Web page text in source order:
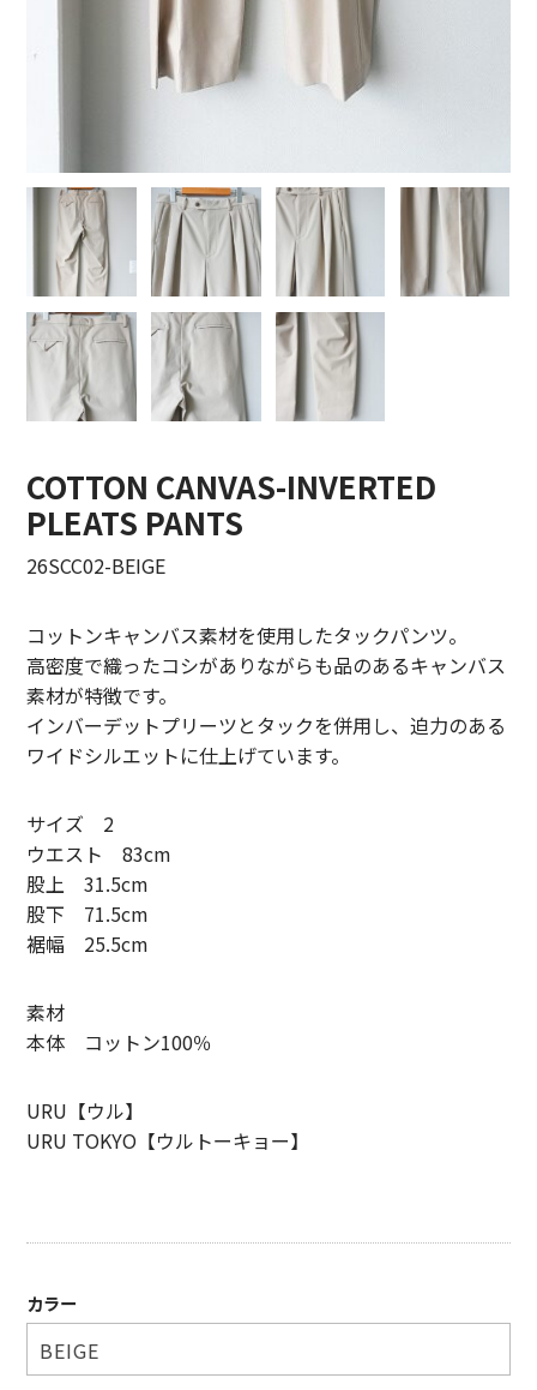
Denis&Anna【ドニ&アンナ】
DOEK【ドゥック】
HAAL【ハール】
HARROGATE【ハロゲイト】
INTERIM【インテリム】
ITTI【イッチ】
LUCKY SOCKS【ラッキーソックス】
MIZUNO【ミズノ】
NEZU YOHIN TEN【ネズヨウヒンテン】
ORuKuBET【オルクベット】
PHIGVEL MAKERS Co.【フィグベル】
POST O’ALLS【ポストオーバーオールズ】
REMI RELIEF【レミレリーフ】
saby【サバイ】
superNova.【スーパーノヴァ】
ULTERIOR【アルテリア】
COTTON CANVAS-INVERTED
PLEATS PANTS
26SCC02-BEIGE
コットンキャンバス素材を使用したタックパンツ。
高密度で織ったコシがありながらも品のあるキャンバス
素材が特徴です。
インバーデットプリーツとタックを併用し、迫力のある
ワイドシルエットに仕上げています。
サイズ 2
ウエスト 83cm
股上 31.5cm
股下 71.5cm
裾幅 25.5cm
素材
本体 コットン100％
URU【ウル】
URU TOKYO【ウルトーキョー】
カラー